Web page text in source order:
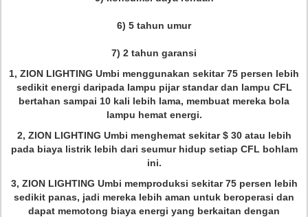
6) 5 tahun umur
7) 2 tahun garansi
1, ZION LIGHTING Umbi menggunakan sekitar 75 persen lebih
sedikit energi daripada lampu pijar standar dan lampu CFL
bertahan sampai 10 kali lebih lama, membuat mereka bola
lampu hemat energi.
2, ZION LIGHTING Umbi menghemat sekitar $ 30 atau lebih
pada biaya listrik lebih dari seumur hidup setiap CFL bohlam
ini.
3, ZION LIGHTING Umbi memproduksi sekitar 75 persen lebih
sedikit panas, jadi mereka lebih aman untuk beroperasi dan
dapat memotong biaya energi yang berkaitan dengan